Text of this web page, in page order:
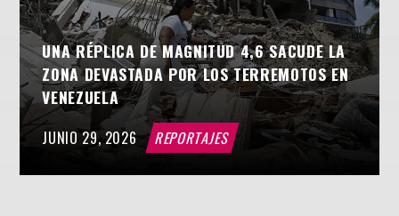
UNA RÉPLICA DE MAGNITUD 4,6 SACUDE LA
ZONA DEVASTADA POR LOS TERREMOTOS EN
VENEZUELA
JUNIO 29, 2026 REPORTAJES